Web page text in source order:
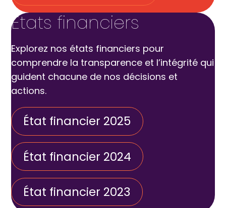
États financiers
Explorez nos états financiers pour
comprendre la transparence et l’intégrité qui
guident chacune de nos décisions et
actions.
État financier 2025
État financier 2024
État financier 2023